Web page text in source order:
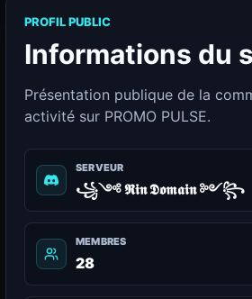
PROFIL PUBLIC
Informations du
Présentation publique de la
activité sur PROMO PULSE.
SERVEUR
꧁༺ 𝕽𝖎𝖓 𝕯𝖔𝖒𝖆𝖎𝖓 ༻꧂
MEMBRES
28